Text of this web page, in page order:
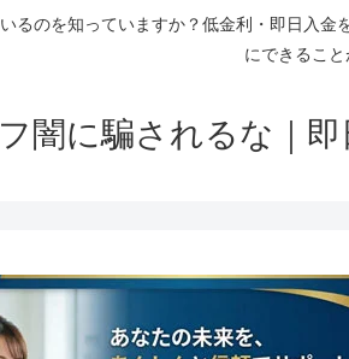
るのを知っていますか？低金利・即日入
にできること
闇に騙されるな｜